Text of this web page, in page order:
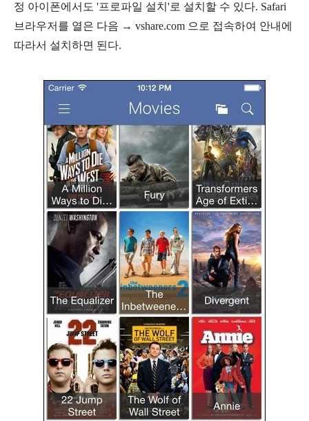
정 아이폰에서도 '프로파일 설치'로 설치할 수 있다. Safari
브라우저를 열은 다음 → vshare.com 으로 접속하여 안내에
따라서 설치하면 된다.